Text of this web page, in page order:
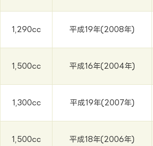
1,290cc 平成19年(2008年)
1,500cc 平成16年(2004年)
1,300cc 平成19年(2007年)
1,500cc 平成18年(2006年)